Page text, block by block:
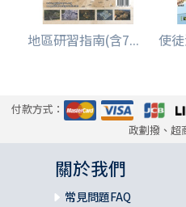
地區研習指南(含7... 使
付款方式：
政劃撥、超
關於我們
常見問題FAQ